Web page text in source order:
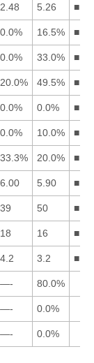
2.48 5.26
0.0% 16.5%
0.0% 33.0%
20.0% 49.5%
0.0% 0.0%
0.0% 10.0%
33.3% 20.0%
6.00 5.90
39 50
18 16
4.2 3.2
—- 80.0%
—- 0.0%
—- 0.0%